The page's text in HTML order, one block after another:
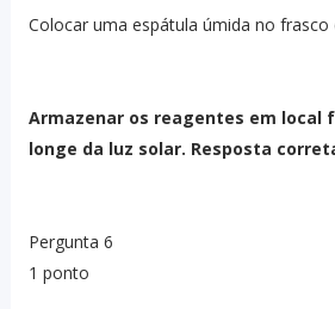
Colocar uma espátula úmida no frasco
Armazenar os reagentes em local
longe da luz solar. Resposta
Pergunta 6
1 ponto